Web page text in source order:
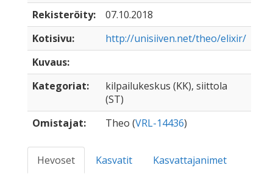
Rekisteröity:
07.10.2018
Kotisivu:
http://unisiiven.net/theo/elixir/
Kuvaus:
Kategoriat:
kilpailukeskus (KK), siittola
(ST)
Omistajat:
Theo (VRL-14436)
Hevoset Kasvatit
Kasvattajanimet